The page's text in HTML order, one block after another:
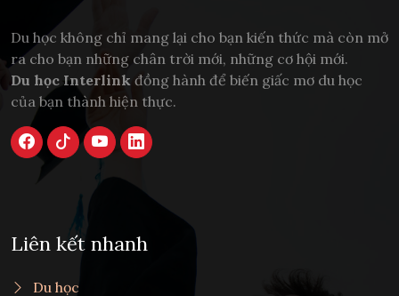
Du học không chỉ mang lại cho bạn kiến thức mà còn mở
ra cho bạn những chân trời mới, những cơ hội mới.
Du học Interlink đồng hành để biến giấc mơ du học
của bạn thành hiện thực.
Liên kết nhanh
Du học